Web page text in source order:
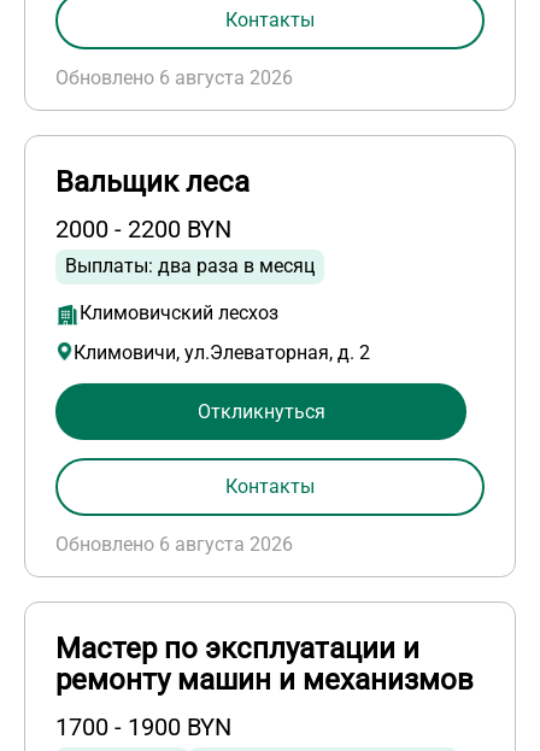
Обновлено 6 августа 2026
Контакты
Вальщик леса
2000 - 2200 BYN
Выплаты: два раза в месяц
Климовичский лесхоз
Климовичи, ул.Элеваторная, д. 2
Обновлено 6 августа 2026
Откликнуться
Контакты
Мастер по эксплуатации и
ремонту машин и механизмов
1700 - 1900 BYN